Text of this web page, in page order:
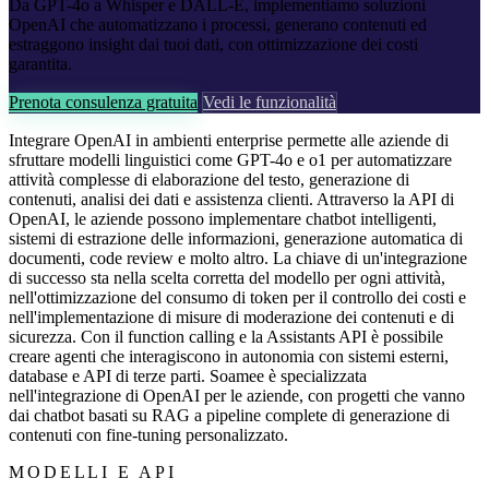
Da GPT-4o a Whisper e DALL-E, implementiamo soluzioni
OpenAI che automatizzano i processi, generano contenuti ed
estraggono insight dai tuoi dati, con ottimizzazione dei costi
garantita.
Prenota consulenza gratuita Vedi le funzionalità
Integrare OpenAI in ambienti enterprise permette alle aziende di
sfruttare modelli linguistici come GPT-4o e o1 per automatizzare
attività complesse di elaborazione del testo, generazione di
contenuti, analisi dei dati e assistenza clienti. Attraverso la API di
OpenAI, le aziende possono implementare chatbot intelligenti,
sistemi di estrazione delle informazioni, generazione automatica di
documenti, code review e molto altro. La chiave di un'integrazione
di successo sta nella scelta corretta del modello per ogni attività,
nell'ottimizzazione del consumo di token per il controllo dei costi e
nell'implementazione di misure di moderazione dei contenuti e di
sicurezza. Con il function calling e la Assistants API è possibile
creare agenti che interagiscono in autonomia con sistemi esterni,
database e API di terze parti. Soamee è specializzata
nell'integrazione di OpenAI per le aziende, con progetti che vanno
dai chatbot basati su RAG a pipeline complete di generazione di
contenuti con fine-tuning personalizzato.
MODELLI E API